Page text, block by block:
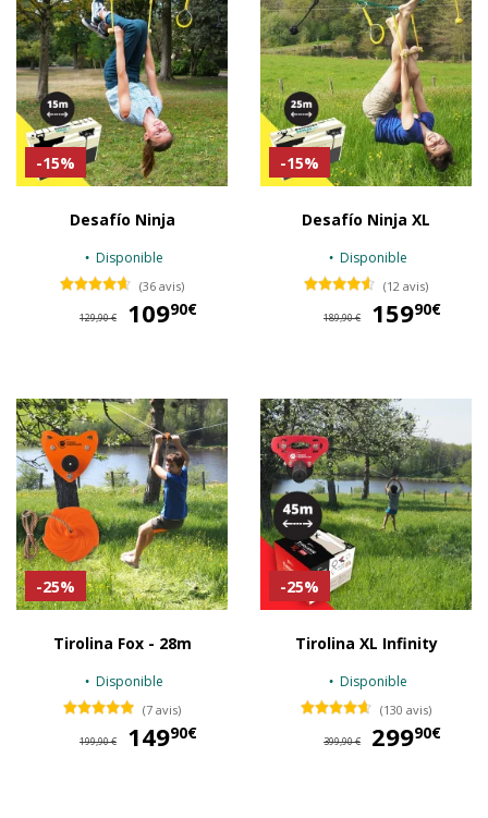
-15%
Desafío Ninja
Disponible
(36 avis)
129,90 € 10990€
-15%
Desafío Ninja XL
Disponible
(12 avis)
189,90 € 15990€
-25%
Tirolina Fox - 28m
Disponible
(7 avis)
199,90 € 14990€
-25%
Tirolina XL Infinity
Disponible
(130 avis)
399,90 € 29990€